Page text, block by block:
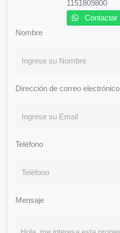
1151809800
Contactar
Nombre
Dirección de correo electrónico
Teléfono
Mensaje